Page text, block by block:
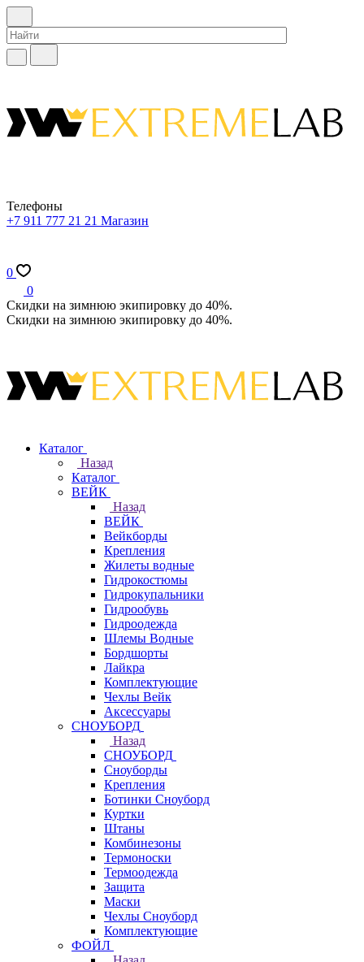
Телефоны
+7 911 777 21 21 Магазин
0
0
Скидки на зимнюю экипировку до 40%.
Скидки на зимнюю экипировку до 40%.
Каталог
Назад
Каталог
ВЕЙК
Назад
ВЕЙК
Вейкборды
Крепления
Жилеты водные
Гидрокостюмы
Гидрокупальники
Гидрообувь
Гидроодежда
Шлемы Водные
Бордшорты
Лайкра
Комплектующие
Чехлы Вейк
Аксессуары
СНОУБОРД
Назад
СНОУБОРД
Сноуборды
Крепления
Ботинки Сноуборд
Куртки
Штаны
Комбинезоны
Термоноски
Термоодежда
Защита
Маски
Чехлы Сноуборд
Комплектующие
ФОЙЛ